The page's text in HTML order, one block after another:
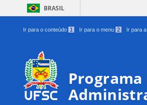
BRASIL
Ir para o conteúdo 1 Ir para o menu 2 Ir para
Programa